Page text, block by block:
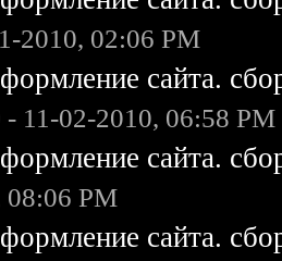
2010, 02:06 PM
сайта.
- 11-02-2010, 06:58 PM
сайта.
08:06 PM
сайта.